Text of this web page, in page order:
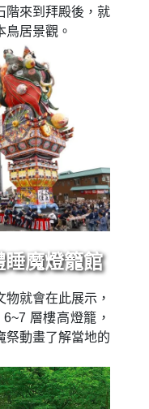
階來到拜殿後，就
鳥居景觀。
魔燈籠館
就會在此展示，
層樓高燈籠，
祭動畫了解當地的